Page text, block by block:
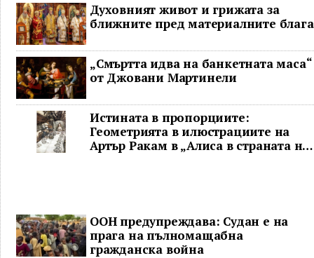
Духовният живот и грижата за
ближните пред материалните блага
„Смъртта идва на банкетната маса“
от Джовани Мартинели
Истината в пропорциите:
Геометрията в илюстрациите на
Артър Ракам в „Алиса в страната на
ООН предупреждава: Судан е на
прага на пълномащабна
гражданска война